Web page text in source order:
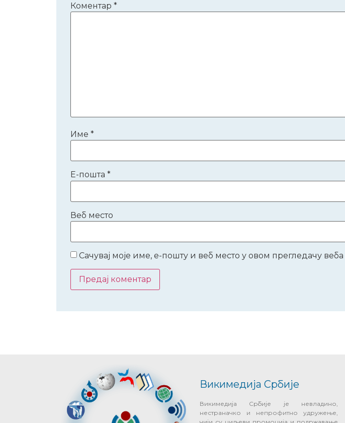
Коментар *
Име *
Е-пошта *
Веб место
Сачувај моје име, е-пошту и веб место у овом прегледачу
Викимедија Србије
Викимедија Србије је невладино,
нестраначко и непрофитно удружење,